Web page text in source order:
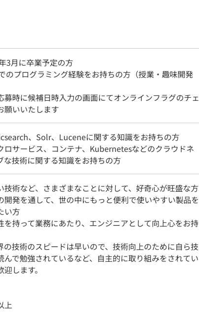
3月に卒業予定の方
のプログラミング経験をお持ちの方（授業・趣味開発
募時に候補日時入力の画面にてオンラインフラグのチェ
願いいたします
、Solr、Luceneに関する知識をお持ちの方
ロサービス、コンテナ、Kubernetesなどのクラウドネ
な技術に関する知識をお持ちの方
技術など、さまざまなことに対して、好奇心が旺盛な方
開発を通して、世の中にもっと便利で使いやすい製品を
い方
を持って業務にあたり、エンジニアとして向上心をお持
技術のスピードは早いので、技術向上のために自ら技
んで勉強されているなど、自主的に取り組みをされてい
します。
上